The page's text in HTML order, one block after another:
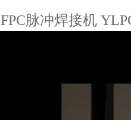
FPC脉冲焊接机